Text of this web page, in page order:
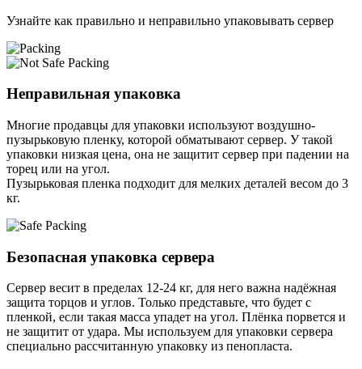
Узнайте как правильно и неправильно упаковывать сервер
Неправильная упаковка
Многие продавцы для упаковки используют воздушно-
пузырьковую пленку, которой обматывают сервер. У такой
упаковки низкая цена, она не защитит сервер при падении на
торец или на угол.
Пузырьковая пленка подходит для мелких деталей весом до 3
кг.
Безопасная упаковка сервера
Сервер весит в пределах 12-24 кг, для него важна надёжная
защита торцов и углов. Только представьте, что будет с
пленкой, если такая масса упадет на угол. Плёнка порвется и
не защитит от удара. Мы используем для упаковки сервера
специально расcчитанную упаковку из пенопласта.